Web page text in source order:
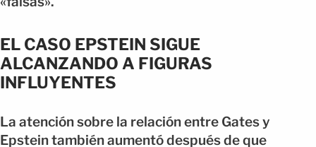
EL CASO EPSTEIN SIGUE
ALCANZANDO A FIGURAS
INFLUYENTES
La atención sobre la relación entre Gates y
Epstein también aumentó después de que